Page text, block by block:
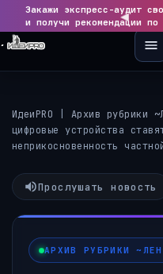
Закажи экспресс-аудит
и получи рекомендации
ИдеиPRO Архив рубрики
цифровые устройства
неприкосновенность
Прослушать новость
АРХИВ РУБРИКИ